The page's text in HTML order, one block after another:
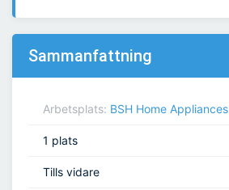
Sammanfattning
Arbetsplats: BSH Home Appliances
1 plats
Tills vidare